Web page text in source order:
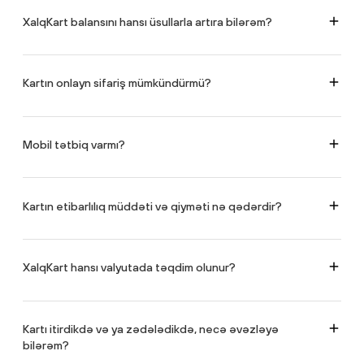
XalqKart balansını hansı üsullarla artıra bilərəm?
Kartın onlayn sifariş mümkündürmü?
Mobil tətbiq varmı?
https://apps.apple.com/us/app/xalqonline/id1522890678
id=az.xalqbank.mobile
Kartın etibarlılıq müddəti və qiyməti nə qədərdir?
XalqKart hansı valyutada təqdim olunur?
Kartı itirdikdə və ya zədələdikdə, necə əvəzləyə
bilərəm?